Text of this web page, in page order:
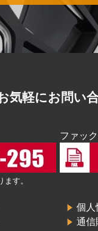
軽にお問い
す。
ファッ
個人
通信